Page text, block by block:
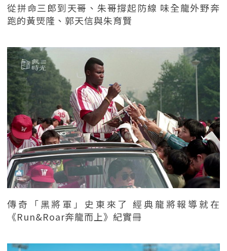
從拼命三郎到天哥、朱哥撐起防線 味全龍外野奔
跑的黃煚隆、郭天信與朱育賢
傳奇「黑將軍」史東來了 經典龍將報導就在
《Run&Roar奔龍而上》紀實冊